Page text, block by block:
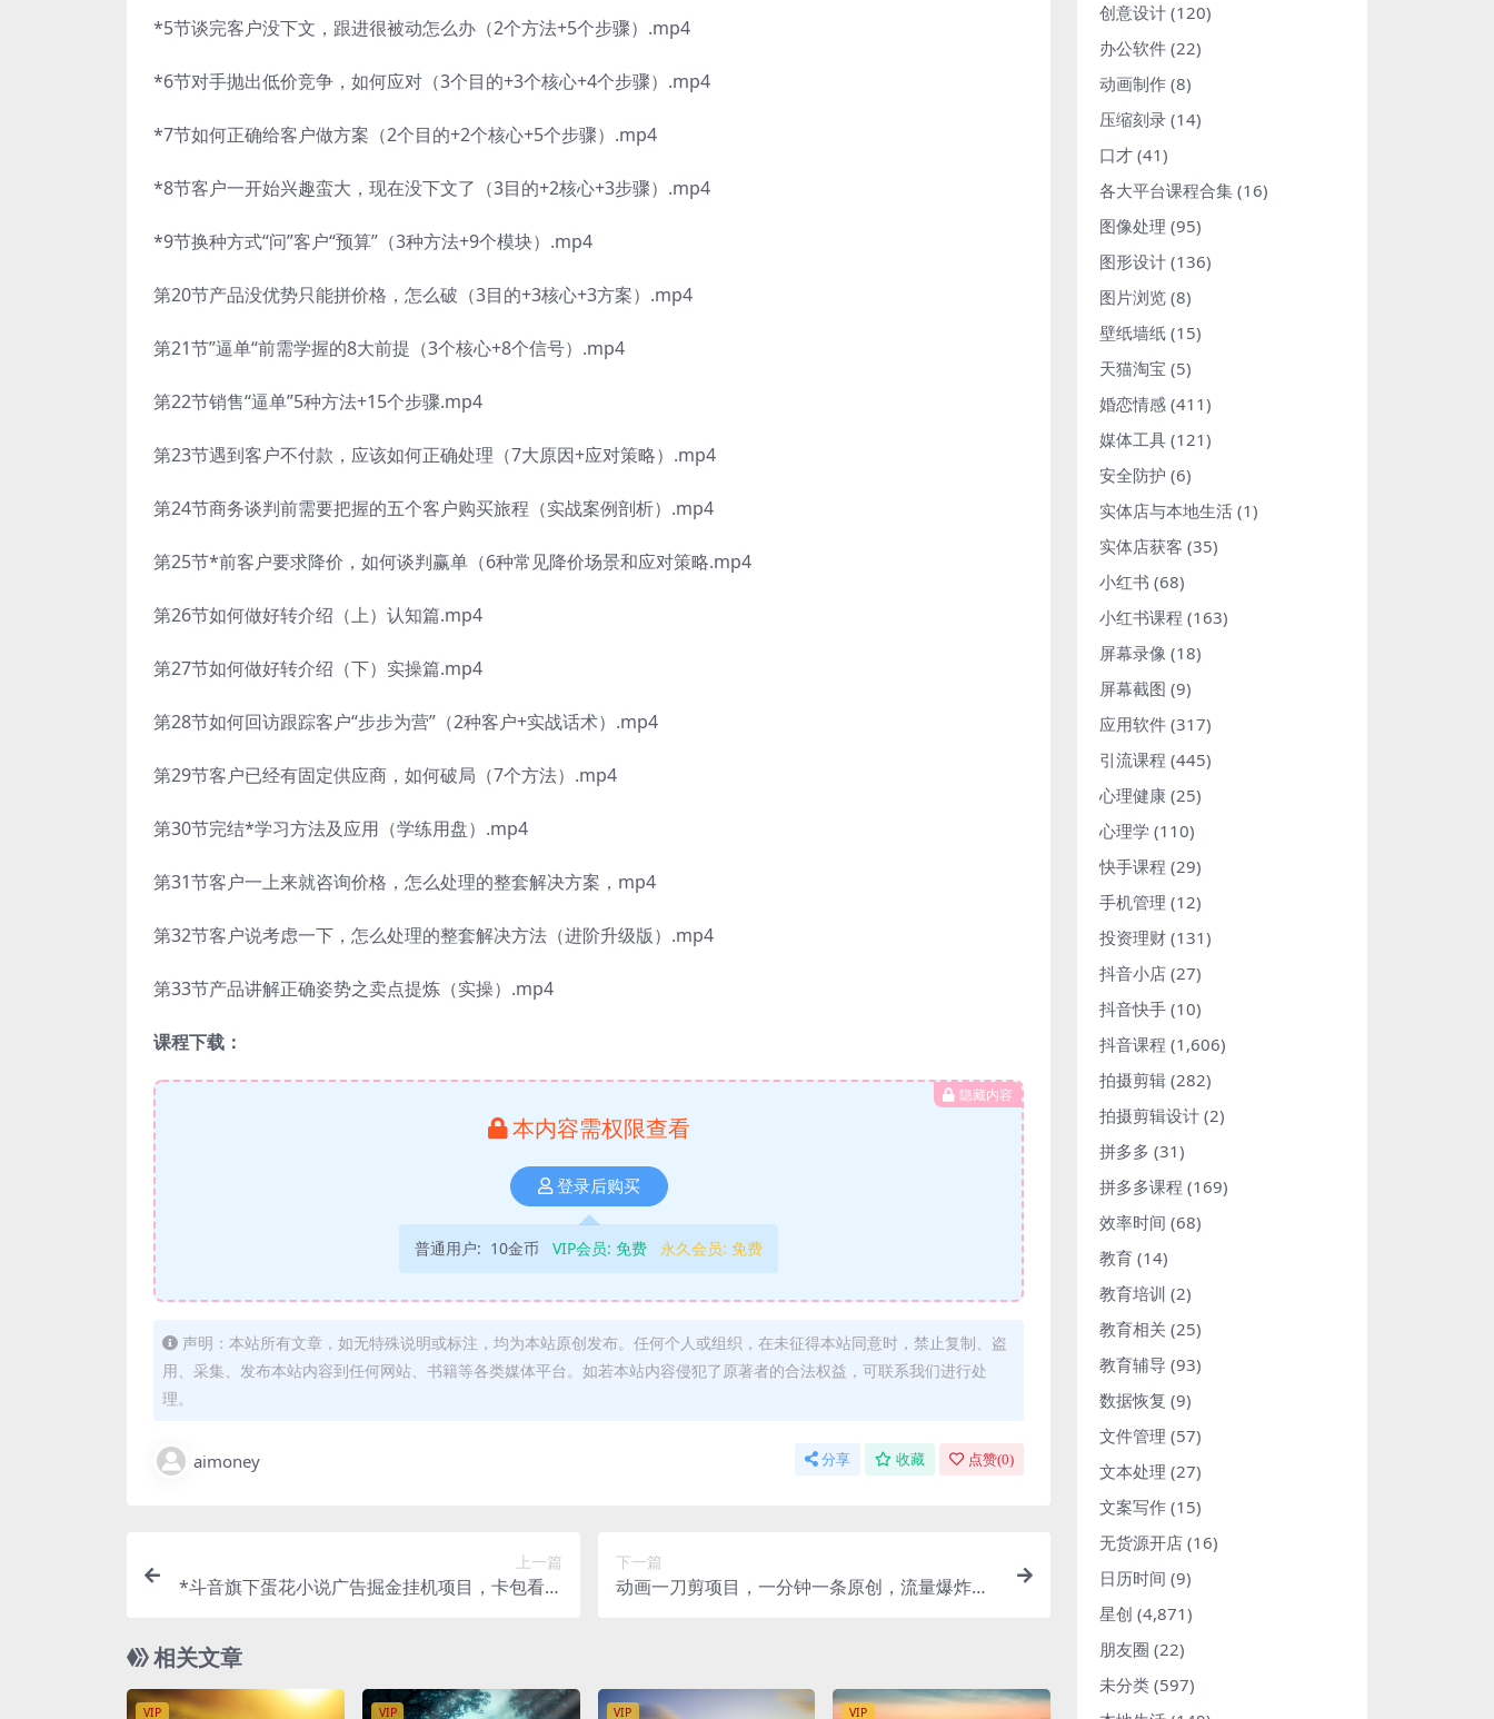
*5节谈完客户没下文，跟进很被动怎么办（2个方法+5个步骤）.mp4
*6节对手抛出低价竞争，如何应对（3个目的+3个核心+4个步骤）.mp4
*7节如何正确给客户做方案（2个目的+2个核心+5个步骤）.mp4
*8节客户一开始兴趣蛮大，现在没下文了（3目的+2核心+3步骤）.mp4
*9节换种方式“问”客户“预算”（3种方法+9个模块）.mp4
第20节产品没优势只能拼价格，怎么破（3目的+3核心+3方案）.mp4
第21节”逼单“前需学握的8大前提（3个核心+8个信号）.mp4
第22节销售“逼单”5种方法+15个步骤.mp4
第23节遇到客户不付款，应该如何正确处理（7大原因+应对策略）.mp4
第24节商务谈判前需要把握的五个客户购买旅程（实战案例剖析）.mp4
第25节*前客户要求降价，如何谈判赢单（6种常见降价场景和应对策略.mp4
第26节如何做好转介绍（上）认知篇.mp4
第27节如何做好转介绍（下）实操篇.mp4
第28节如何回访跟踪客户“步步为营”（2种客户+实战话术）.mp4
第29节客户已经有固定供应商，如何破局（7个方法）.mp4
第30节完结*学习方法及应用（学练用盘）.mp4
第31节客户一上来就咨询价格，怎么处理的整套解决方案，mp4
第32节客户说考虑一下，怎么处理的整套解决方法（进阶升级版）.mp4
第33节产品讲解正确姿势之卖点提炼（实操）.mp4
课程下载：
隐藏内容
本内容需权限查看
登录后购买
普通用户: 10金币 VIP会员: 免费 永久会员: 免费
声明：本站所有文章，如无特殊说明或标注，均为本站原创发布。任何个人或组织，在未征得本站同意时，禁止复制、盗
用、采集、发布本站内容到任何网站、书籍等各类媒体平台。如若本站内容侵犯了原著者的合法权益，可联系我们进行处
理。
aimoney 分享 收藏 点赞(0)
上一篇
*斗音旗下蛋花小说广告掘金挂机项目，卡包看广
下一篇
动画一刀剪项目，一分钟一条原创，流量爆炸，
相关文章
VIP VIP VIP VIP
创意设计 (120)
办公软件 (22)
动画制作 (8)
压缩刻录 (14)
口才 (41)
各大平台课程合集 (16)
图像处理 (95)
图形设计 (136)
图片浏览 (8)
壁纸墙纸 (15)
天猫淘宝 (5)
婚恋情感 (411)
媒体工具 (121)
安全防护 (6)
实体店与本地生活 (1)
实体店获客 (35)
小红书 (68)
小红书课程 (163)
屏幕录像 (18)
屏幕截图 (9)
应用软件 (317)
引流课程 (445)
心理健康 (25)
心理学 (110)
快手课程 (29)
手机管理 (12)
投资理财 (131)
抖音小店 (27)
抖音快手 (10)
抖音课程 (1,606)
拍摄剪辑 (282)
拍摄剪辑设计 (2)
拼多多 (31)
拼多多课程 (169)
效率时间 (68)
教育 (14)
教育培训 (2)
教育相关 (25)
教育辅导 (93)
数据恢复 (9)
文件管理 (57)
文本处理 (27)
文案写作 (15)
无货源开店 (16)
日历时间 (9)
星创 (4,871)
朋友圈 (22)
未分类 (597)